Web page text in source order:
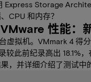
Express Storage
CPU 和内存？
性能：
虚拟机。VMmark 4 得
较此前纪录高出 18.1%
，并详细介绍了测试中